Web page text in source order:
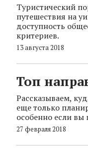
Туристический
путешествия на
доступность
критериев.
13 августа 2018
Топ
Рассказываем,
еще только
особенно если вы
27 февраля 2018